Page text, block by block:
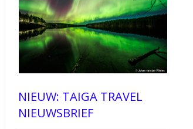
NIEUW: TAIGA TRAVEL
NIEUWSBRIEF